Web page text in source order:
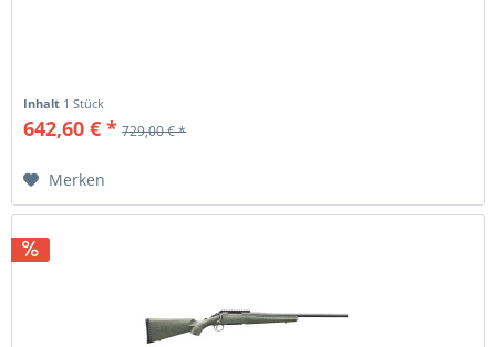
Inhalt 1 Stück
642,60 € * 729,00 € *
Merken